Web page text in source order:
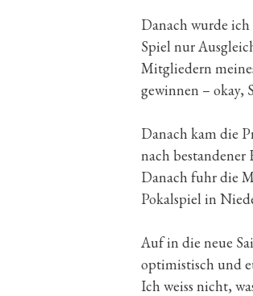
Danach wurde ich
Spiel nur
Mitgliedern
gewinnen – okay,
Danach kam die
nach
Danach fuhr die
Pokalspiel in
Auf in die neue
optimistisch und
Ich weiss nicht,